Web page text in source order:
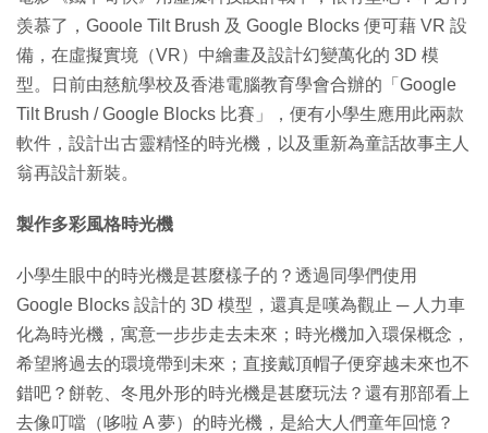
羡慕了，Gooole Tilt Brush 及 Google Blocks 便可藉 VR 設
備，在虛擬實境（VR）中繪畫及設計幻變萬化的 3D 模
型。日前由慈航學校及香港電腦教育學會合辦的「Google
Tilt Brush / Google Blocks 比賽」，便有小學生應用此兩款
軟件，設計出古靈精怪的時光機，以及重新為童話故事主人
翁再設計新裝。
製作多彩風格時光機
小學生眼中的時光機是甚麼樣子的？透過同學們使用
Google Blocks 設計的 3D 模型，還真是嘆為觀止 ─ 人力車
化為時光機，寓意一步步走去未來；時光機加入環保概念，
希望將過去的環境帶到未來；直接戴頂帽子便穿越未來也不
錯吧？餅乾、冬甩外形的時光機是甚麼玩法？還有那部看上
去像叮噹（哆啦 A 夢）的時光機，是給大人們童年回憶？